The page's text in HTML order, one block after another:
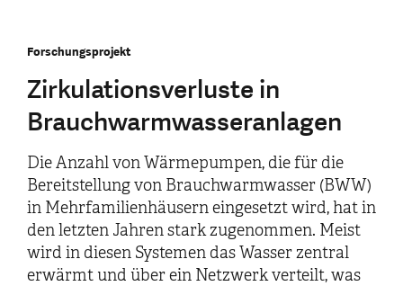
Forschungsprojekt
Zirkulationsverluste in
Brauchwarmwasseranlagen
Die Anzahl von Wärmepumpen, die für die
Bereitstellung von Brauchwarmwasser (BWW)
in Mehrfamilienhäusern eingesetzt wird, hat in
den letzten Jahren stark zugenommen. Meist
wird in diesen Systemen das Wasser zentral
erwärmt und über ein Netzwerk verteilt, was